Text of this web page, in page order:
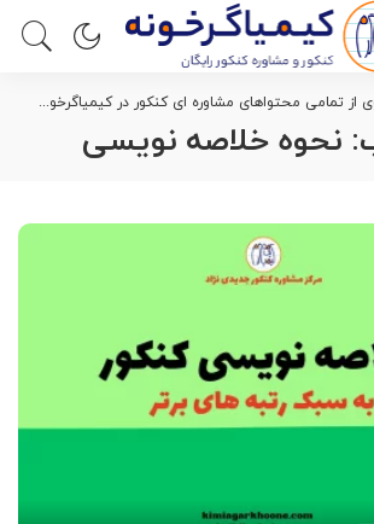
از تمامی محتواهای مشاوره ای کنکور در کیمیاگرخونه
نحوه خلاصه نویسی